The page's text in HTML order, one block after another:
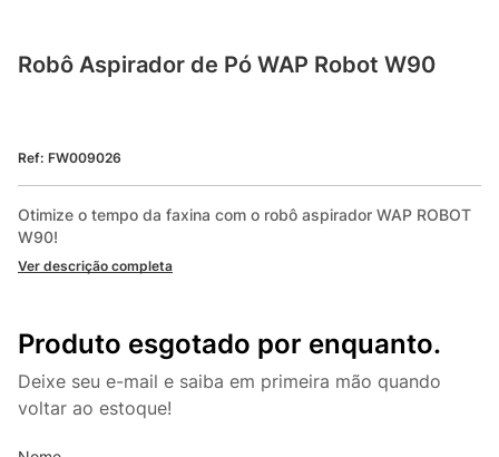
Robô Aspirador de Pó WAP Robot W90
Ref: FW009026
Otimize o tempo da faxina com o robô aspirador WAP ROBOT
W90!
Ver descrição completa
Produto esgotado por enquanto.
Deixe seu e-mail e saiba em primeira mão quando
voltar ao estoque!